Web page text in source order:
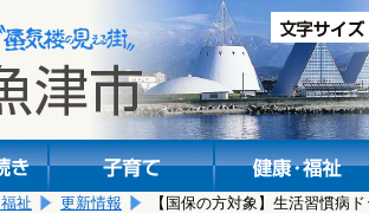
祉 更新情報 【国保の方対象】生活習慣病